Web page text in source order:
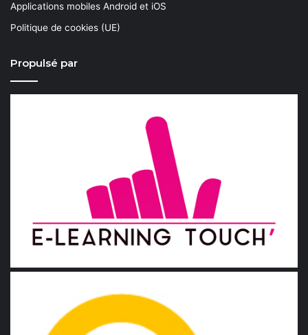
Applications mobiles Android et iOS
Politique de cookies (UE)
Propulsé par